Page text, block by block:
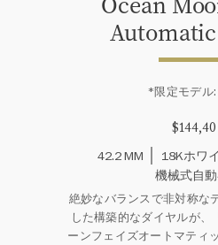
*限定モデル
42.2 MM
18Kホワ
機械式自
絶妙なバランスで非対称な
した構築的なダイヤルが、
ーンフェイズオートマティ